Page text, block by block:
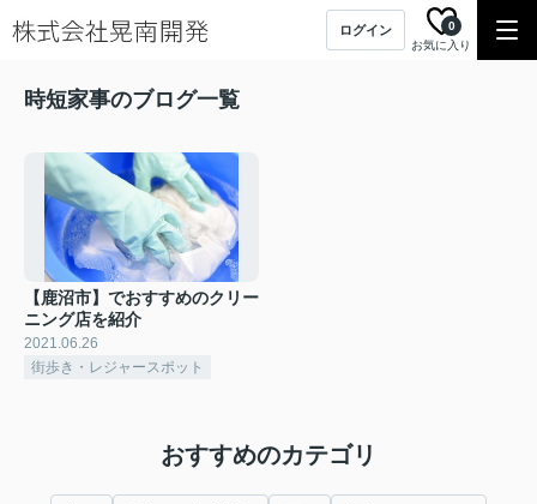
ログイン
お気に入り
0
時短家事のブログ一覧
【鹿沼市】でおすすめのクリー
ニング店を紹介
2021.06.26
街歩き・レジャースポット
おすすめのカテゴリ